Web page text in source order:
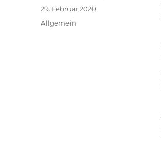
Veröffentlicht
am
29. Februar 2020
Kategorien
Allgemein